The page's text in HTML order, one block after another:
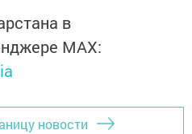
в
MАХ:
новости